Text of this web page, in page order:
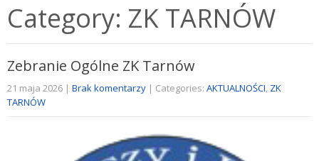
Category: ZK TARNÓW
Zebranie Ogólne ZK Tarnów
21 maja 2026 | Brak komentarzy | Categories: AKTUALNOŚCI, ZK
TARNÓW